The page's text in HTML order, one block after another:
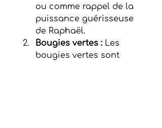
ou comme rappel de la
puissance guérisseuse
de Raphaël.
Bougies vertes : Les
bougies vertes sont